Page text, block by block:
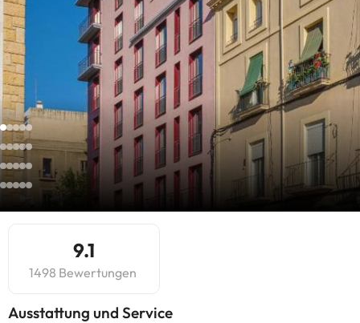
9.1
1498 Bewertungen
​Ausstattung und Service